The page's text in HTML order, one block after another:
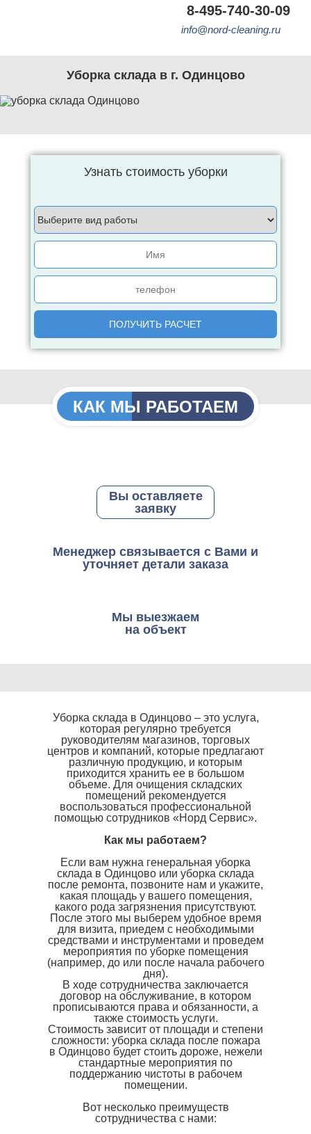
8-495-740-30-09
info@nord-cleaning.ru
Уборка склада в г. Одинцово
Узнать стоимость уборки
КАК МЫ РАБОТАЕМ
Вы оставляете
заявку
Менеджер связывается с Вами и
уточняет детали заказа
Мы выезжаем
на объект
Уборка склада в Одинцово – это услуга,
которая регулярно требуется
руководителям магазинов, торговых
центров и компаний, которые предлагают
различную продукцию, и которым
приходится хранить ее в большом
объеме. Для очищения складских
помещений рекомендуется
воспользоваться профессиональной
помощью сотрудников «Норд Сервис».
Как мы работаем?
Если вам нужна генеральная уборка
склада в Одинцово или уборка склада
после ремонта, позвоните нам и укажите,
какая площадь у вашего помещения,
какого рода загрязнения присутствуют.
После этого мы выберем удобное время
для визита, приедем с необходимыми
средствами и инструментами и проведем
мероприятия по уборке помещения
(например, до или после начала рабочего
дня).
В ходе сотрудничества заключается
договор на обслуживание, в котором
прописываются права и обязанности, а
также стоимость услуги.
Стоимость зависит от площади и степени
сложности: уборка склада после пожара
в Одинцово будет стоить дороже, нежели
стандартные мероприятия по
поддержанию чистоты в рабочем
помещении.
Вот несколько преимуществ
сотрудничества с нами: